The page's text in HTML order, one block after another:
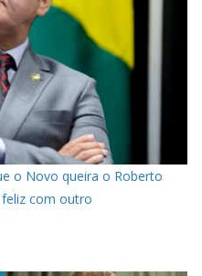
o Novo queira o Roberto
feliz com outro